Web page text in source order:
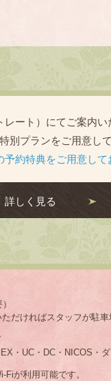
ート）にてご案内い
別プランをご用意して
約特典をご用意して
詳しく見る
だければスタッフが駐車
・UC・DC・NICOS・
Fiが利用可能です。